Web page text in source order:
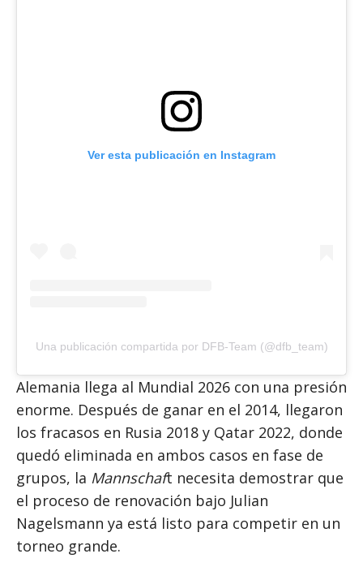
Ver esta publicación en Instagram
Una publicación compartida por DFB-Team (@dfb_team)
Alemania llega al Mundial 2026 con una presión
enorme. Después de ganar en el 2014, llegaron
los fracasos en Rusia 2018 y Qatar 2022, donde
quedó eliminada en ambos casos en fase de
grupos, la Mannschaft necesita demostrar que
el proceso de renovación bajo Julian
Nagelsmann ya está listo para competir en un
torneo grande.